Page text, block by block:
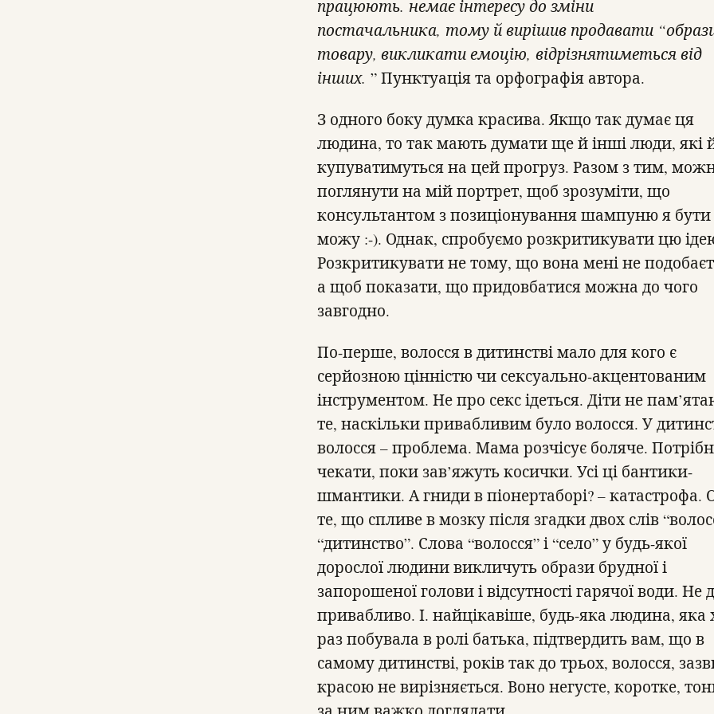
працюють. немає інтересу до зміни
постачальника, тому й вирішив продавати
товару, викликати емоцію, відрізнятиметься від
інших. ” Пунктуація та орфографія автора.
З одного боку думка красива. Якщо так думає ця
людина, то так мають думати ще й інші люди, які
купуватимуться на цей прогруз. Разом з тим,
поглянути на мій портрет, щоб зрозуміти, що
консультантом з позиціонування шампуню я бути
можу :-). Однак, спробуємо розкритикувати цю
Розкритикувати не тому, що вона мені не
а щоб показати, що придовбатися можна до чого
завгодно.
По-перше, волосся в дитинстві мало для кого є
серйозною цінністю чи сексуально-акцентованим
інструментом. Не про секс ідеться. Діти не
те, наскільки привабливим було волосся. У
волосся – проблема. Мама розчісує боляче.
чекати, поки зав’яжуть косички. Усі ці бантики-
шмантики. А гниди в піонертаборі? – катастрофа.
те, що спливе в мозку після згадки двох слів
“дитинство”. Слова “волосся” і “село” у будь-якої
дорослої людини викличуть образи брудної і
запорошеної голови і відсутності гарячої води. Не
привабливо. І. найцікавіше, будь-яка людина, яка
раз побувала в ролі батька, підтвердить вам, що в
самому дитинстві, років так до трьох, волосся,
красою не вирізняється. Воно негусте, коротке,